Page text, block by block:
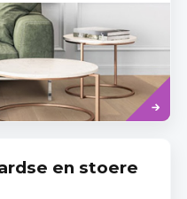
Lees
meer
en stoere